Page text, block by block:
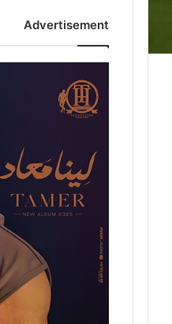
Advertisement